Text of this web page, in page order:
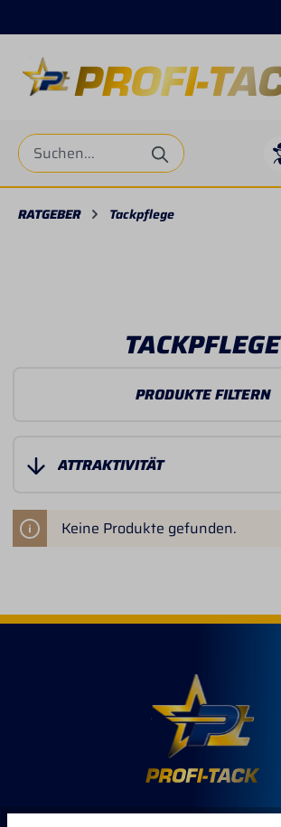
RATGEBER Tackpflege
TACKPFLEGE
PRODUKTE FILTERN
Keine Produkte gefunden.